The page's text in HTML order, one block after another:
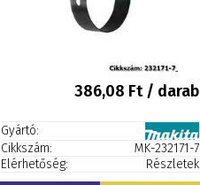
386,08 Ft / darab
Gyártó:
Cikkszám:
MK-232171-7
Elérhetőség:
Részletek